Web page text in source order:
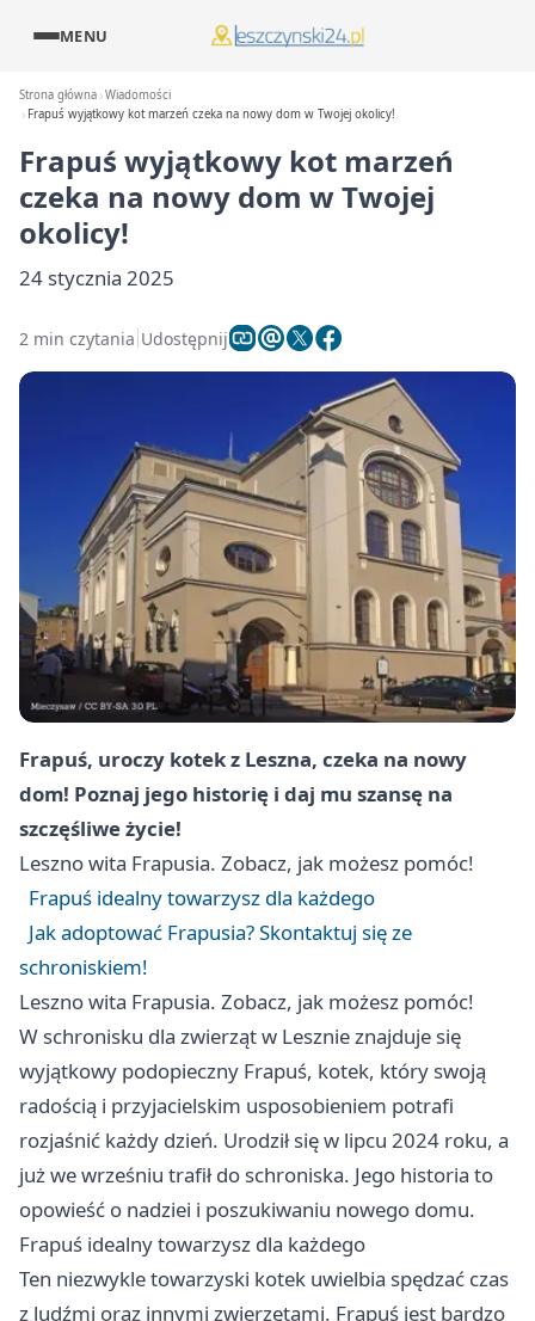
MENU
Strona główna Wiadomości
Frapuś wyjątkowy kot marzeń czeka na nowy dom w Twojej okolicy!
Frapuś wyjątkowy kot marzeń
czeka na nowy dom w Twojej
okolicy!
24 stycznia 2025
2 min czytania Udostępnij
Frapuś, uroczy kotek z Leszna, czeka na nowy
dom! Poznaj jego historię i daj mu szansę na
szczęśliwe życie!
Lesznowita Frapusia. Zobacz, jak możesz pomóc!
Frapuś idealny towarzysz dla każdego
Jak adoptować Frapusia? Skontaktuj się ze
schroniskiem!
Lesznowita Frapusia. Zobacz, jak możesz pomóc!
W schronisku dla zwierząt w Lesznie znajduje się
wyjątkowy podopieczny Frapuś, kotek, który swoją
radością i przyjacielskim usposobieniem potrafi
rozjaśnić każdy dzień. Urodził się w lipcu 2024 roku, a
już we wrześniu trafił do schroniska. Jego historia to
opowieść o nadziei i poszukiwaniu nowego domu.
Frapuś idealny towarzysz dla każdego
Ten niezwykle towarzyski kotek uwielbia spędzać czas
z ludźmi oraz innymi zwierzętami. Frapuś jest bardzo